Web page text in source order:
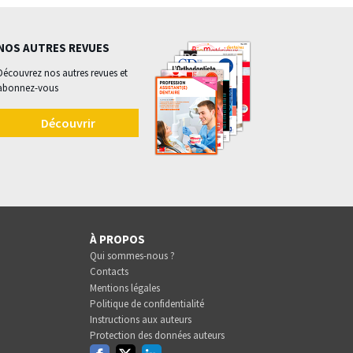
AUTRES REVUES
nos autres revues et
vous
Découvrir
À PROPOS
Qui sommes-nous ?
Contacts
Mentions légales
Politique de confidentialité
Instructions aux auteurs
Protection des données auteurs